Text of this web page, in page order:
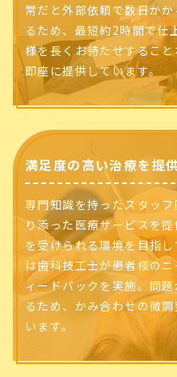
常だと外部依頼で数日か
るため、最短約2時間で仕
様を長くお待たせするこ
即座に提供しています。
満足度の高い治療を提供
専門知識を持ったスタッ
り添った医療サービスを
を受けられる環境を目指
は歯科技工士が患者様の
ィードバックを実施。問
るため、かみ合わせの微
います。